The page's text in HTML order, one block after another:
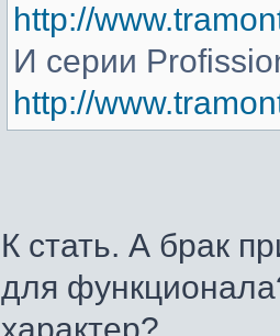
http://
И серии
http://
К стать. А брак
для